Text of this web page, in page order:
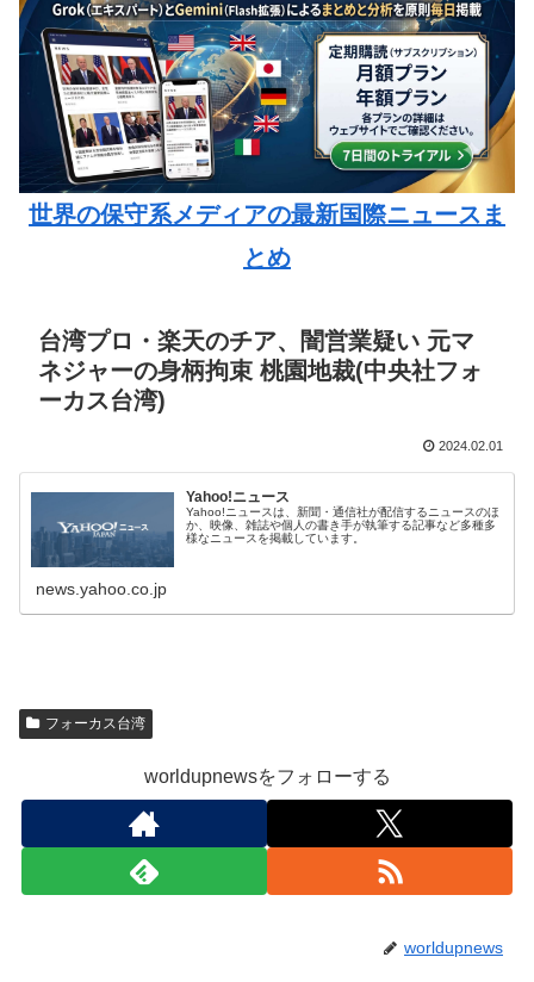
世界の保守系メディアの最新国際ニュースま
とめ
台湾プロ・楽天のチア、闇営業疑い 元マ
ネジャーの身柄拘束 桃園地裁(中央社フォ
ーカス台湾)
2024.02.01
Yahoo!ニュース
Yahoo!ニュースは、新聞・通信社が配信するニュースのほ
か、映像、雑誌や個人の書き手が執筆する記事など多種多
様なニュースを掲載しています。
news.yahoo.co.jp
フォーカス台湾
worldupnewsをフォローする
worldupnews